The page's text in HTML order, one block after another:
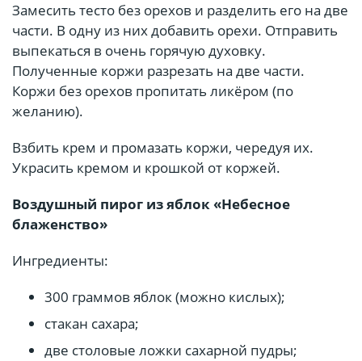
Замесить тесто без орехов и разделить его на две
части. В одну из них добавить орехи. Отправить
выпекаться в очень горячую духовку.
Полученные коржи разрезать на две части.
Коржи без орехов пропитать ликёром (по
желанию).
Взбить крем и промазать коржи, чередуя их.
Украсить кремом и крошкой от коржей.
Воздушный пирог из яблок «Небесное
блаженство»
Ингредиенты:
300 граммов яблок (можно кислых);
стакан сахара;
две столовые ложки сахарной пудры;